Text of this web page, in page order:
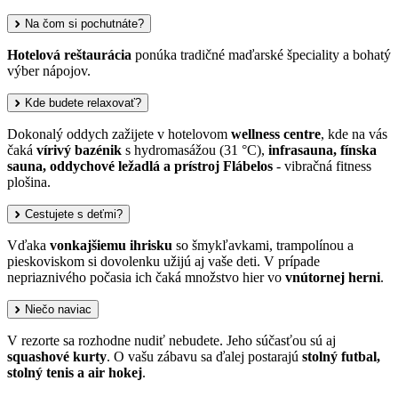
Na čom si pochutnáte?
Hotelová reštaurácia ponúka tradičné maďarské špeciality a bohatý
výber nápojov.
Kde budete relaxovať?
Dokonalý oddych zažijete v hotelovom wellness centre, kde na vás
čaká vírivý bazénik s hydromasážou (31 °C), infrasauna, fínska
sauna, oddychové ležadlá a prístroj Flábelos - vibračná fitness
plošina.
Cestujete s deťmi?
Vďaka vonkajšiemu ihrisku so šmykľavkami, trampolínou a
pieskoviskom si dovolenku užijú aj vaše deti. V prípade
nepriaznivého počasia ich čaká množstvo hier vo vnútornej herni.
Niečo naviac
V rezorte sa rozhodne nudiť nebudete. Jeho súčasťou sú aj
squashové kurty. O vašu zábavu sa ďalej postarajú stolný futbal,
stolný tenis a air hokej.